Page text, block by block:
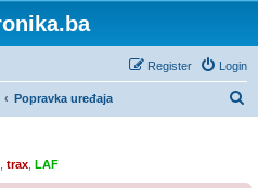
Login
Register
Popravka uređaja
trax LAF